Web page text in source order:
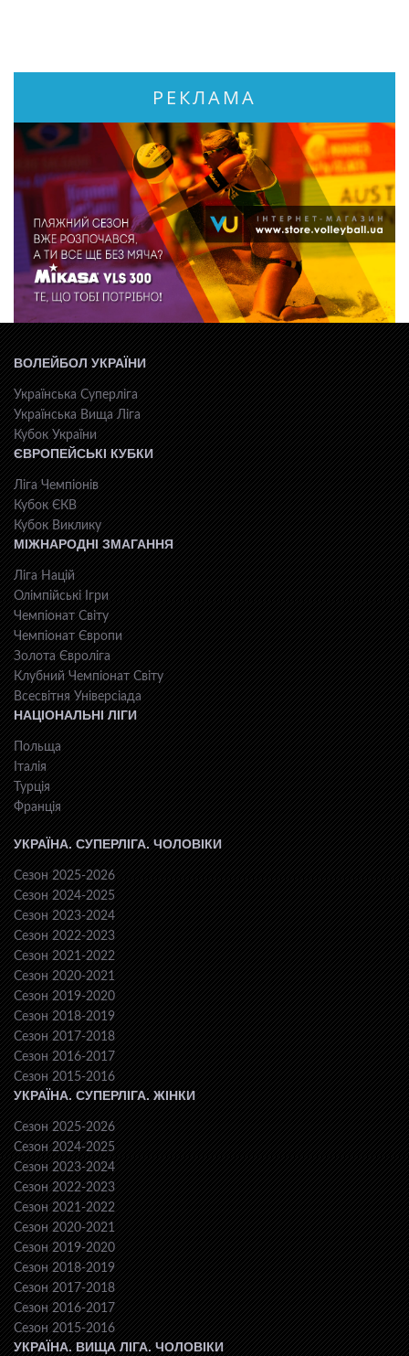
РЕКЛАМА
ВОЛЕЙБОЛ УКРАЇНИ
Українська Суперліга
Українська Вища Ліга
Кубок України
ЄВРОПЕЙСЬКІ КУБКИ
Ліга Чемпіонів
Кубок ЄКВ
Кубок Виклику
МІЖНАРОДНІ ЗМАГАННЯ
Ліга Націй
Олімпійські Ігри
Чемпіонат Світу
Чемпіонат Європи
Золота Євроліга
Клубний Чемпіонат Світу
Всесвiтня Унiверсiaда
НАЦІОНАЛЬНІ ЛІГИ
Польща
Італія
Турція
Франція
УКРАЇНА. СУПЕРЛІГА. ЧОЛОВІКИ
Сезон 2025-2026
Сезон 2024-2025
Сезон 2023-2024
Сезон 2022-2023
Сезон 2021-2022
Сезон 2020-2021
Сезон 2019-2020
Сезон 2018-2019
Сезон 2017-2018
Сезон 2016-2017
Сезон 2015-2016
УКРАЇНА. СУПЕРЛІГА. ЖІНКИ
Сезон 2025-2026
Сезон 2024-2025
Сезон 2023-2024
Сезон 2022-2023
Сезон 2021-2022
Сезон 2020-2021
Сезон 2019-2020
Сезон 2018-2019
Сезон 2017-2018
Сезон 2016-2017
Сезон 2015-2016
УКРАЇНА. ВИЩА ЛІГА. ЧОЛОВІКИ